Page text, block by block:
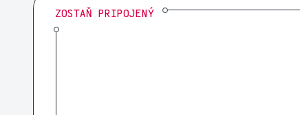
ZOSTAŇ PRIPOJENÝ